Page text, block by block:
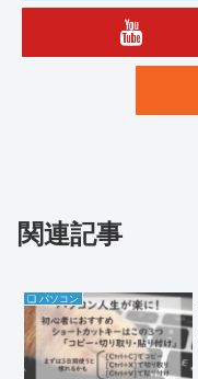
関連記事
❏ パソコン